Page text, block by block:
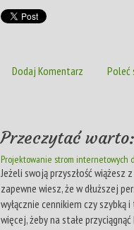
Dodaj Komentarz Poleć
Przeczytać warto:
Projektowanie strom internetowych
Jeżeli swoją przyszłość
zapewne wiesz, że w dłuższej
wyłącznie cennikiem czy szybką
więcej, żeby na stałe